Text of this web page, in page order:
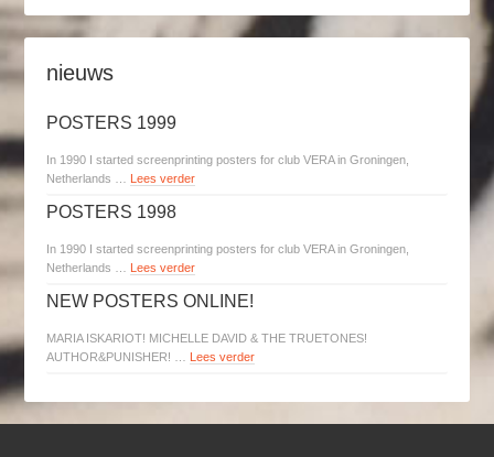
nieuws
POSTERS 1999
In 1990 I started screenprinting posters for club VERA in Groningen,
Netherlands … Lees verder
POSTERS 1998
In 1990 I started screenprinting posters for club VERA in Groningen,
Netherlands … Lees verder
NEW POSTERS ONLINE!
MARIA ISKARIOT! MICHELLE DAVID & THE TRUETONES!
AUTHOR&PUNISHER! … Lees verder